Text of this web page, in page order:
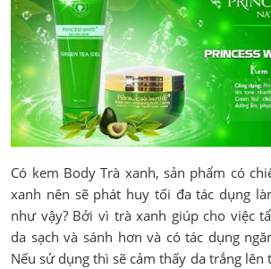
Có kem Body Trà xanh, sản phẩm có
xanh nên sẽ phát huy tối đa tác dụng
như vậy? Bởi vì trà xanh giúp cho việc
da sạch và sánh hơn và có tác dụng
Nếu sử dụng thì sẽ cảm thấy da trắng